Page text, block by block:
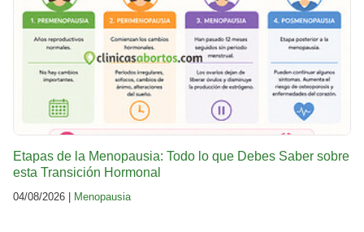
Etapas de la Menopausia: Todo lo que Debes Saber sobre
esta Transición Hormonal
04/08/2026 | Menopausia